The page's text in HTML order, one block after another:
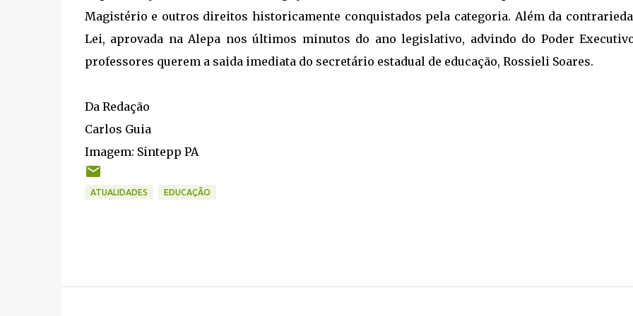
Magistério e outros direitos historicamente conquistados pela categoria. Além da
Lei, aprovada na Alepa nos últimos minutos do ano legislativo, advindo do Poder
professores querem a saida imediata do secretário estadual de educação, Rossieli Soares.
Da Redação
Carlos Guia
Imagem: Sintepp PA
ATUALIDADES EDUCAÇÃO